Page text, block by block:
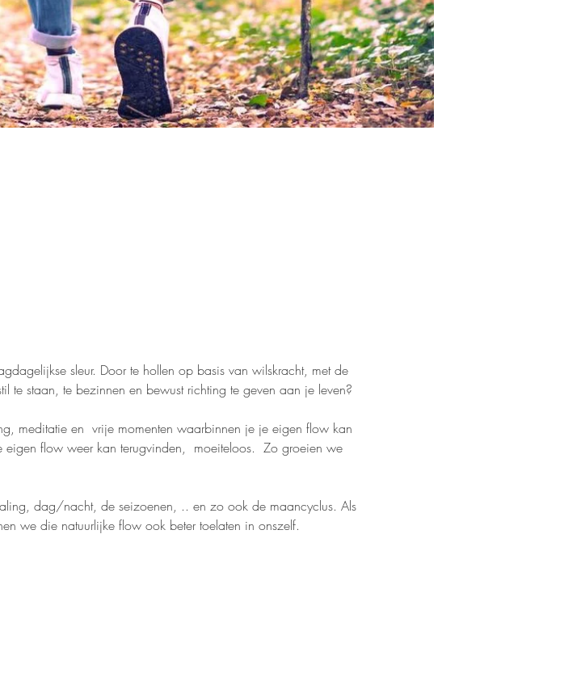
sleur. Door te hollen op basis van wilskracht, met de
te staan, te bezinnen en bewust richting te geven aan je leven?
meditatie en  vrije momenten waarbinnen je je eigen flow kan
flow weer kan terugvinden,  moeiteloos.  Zo groeien we
dag/nacht, de seizoenen, .. en zo ook de maancyclus. Als
we die natuurlijke flow ook beter toelaten in onszelf.